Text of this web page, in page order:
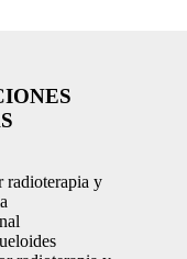
radioterapia y